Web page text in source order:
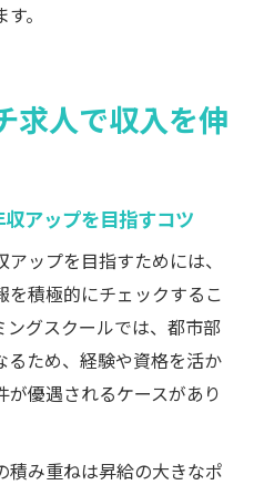
。
求人で収入を伸
アップを目指すコツ
ップを目指すためには、
を積極的にチェックするこ
ングスクールでは、都市部
るため、経験や資格を活か
優遇されるケースがあり
積み重ねは昇給の大きなポ